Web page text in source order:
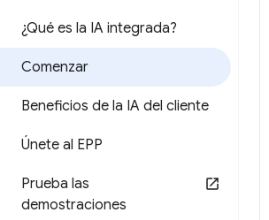
¿Qué es la IA integrada?
Comenzar
Beneficios de la IA del cliente
Únete al EPP
Prueba las
demostraciones